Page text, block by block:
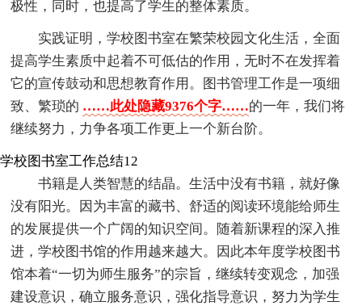
极性，同时，也提高了学生的整体素质。
实践证明，学校图书室在繁荣校园文化生活，全面
提高学生素质中起着不可低估的作用，无时不在发挥着
它的宣传鼓动和思想教育作用。图书管理工作是一项细
致、繁琐的 ……此处隐藏9376个字……的一年，我们将
继续努力，力争各项工作更上一个新台阶。
学校图书室工作总结12
书籍是人类智慧的结晶。生活中没有书籍，就好像
没有阳光。因为丰富的藏书、舒适的阅读环境能给师生
的发展提供一个广阔的知识空间。随着新课程的深入推
进，学校图书馆的作用越来越大。因此本年度学校图书
馆本着“一切为师生服务”的宗旨，继续转变观念，加强
建设意识，确立服务意识，强化指导意识，努力为学生